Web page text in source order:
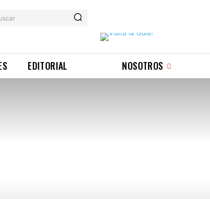
EDITORIAL NOSOTROS